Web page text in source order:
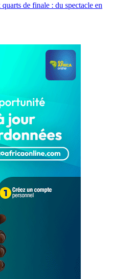
de finale : du spectacle en